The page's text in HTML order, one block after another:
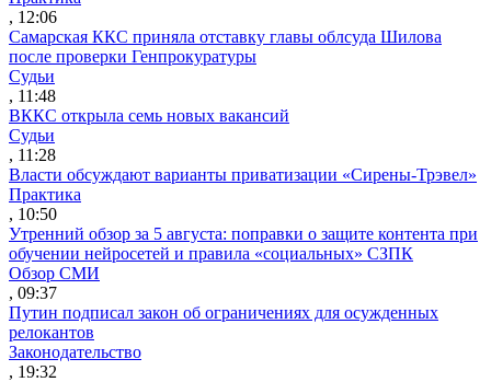
, 12:06
Самарская ККС приняла отставку главы облсуда Шилова
после проверки Генпрокуратуры
Судьи
, 11:48
ВККС открыла семь новых вакансий
Судьи
, 11:28
Власти обсуждают варианты приватизации «Сирены-Трэвел»
Практика
, 10:50
Утренний обзор за 5 августа: поправки о защите контента при
обучении нейросетей и правила «социальных» СЗПК
Обзор СМИ
, 09:37
Путин подписал закон об ограничениях для осужденных
релокантов
Законодательство
, 19:32